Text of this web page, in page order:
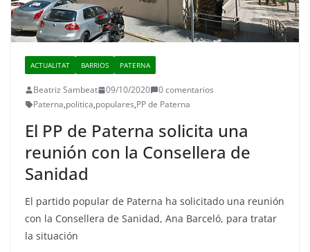
ACTUALITAT BARRIOS PATERNA
Beatriz Sambeat 09/10/2020
0 comentarios
Paterna,politica,populares,PP de Paterna
El PP de Paterna solicita una
reunión con la Consellera de
Sanidad
El partido popular de Paterna ha solicitado una reunión
con la Consellera de Sanidad, Ana Barceló, para tratar
la situación